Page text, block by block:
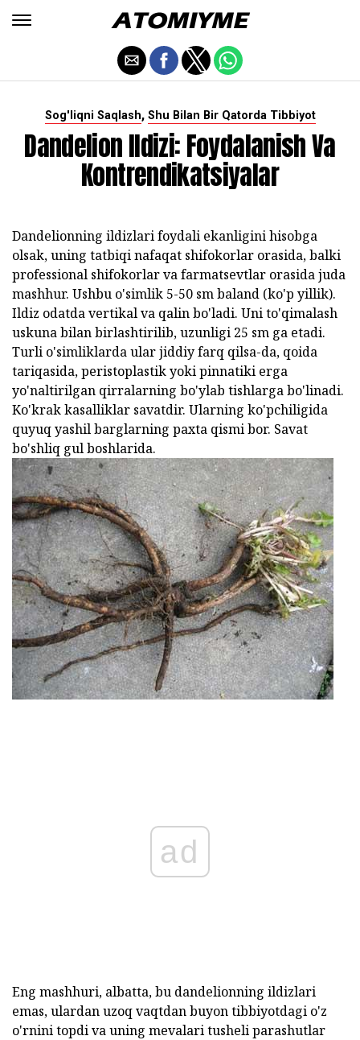
Sog'liqni Saqlash, Shu Bilan Bir Qatorda Tibbiyot
Dandelion Ildizi: Foydalanish Va
Kontrendikatsiyalar
Dandelionning ildizlari foydali ekanligini hisobga
olsak, uning tatbiqi nafaqat shifokorlar orasida, balki
professional shifokorlar va farmatsevtlar orasida juda
mashhur. Ushbu o'simlik 5-50 sm baland (ko'p yillik).
Ildiz odatda vertikal va qalin bo'ladi. Uni to'qimalash
uskuna bilan birlashtirilib, uzunligi 25 sm ga etadi.
Turli o'simliklarda ular jiddiy farq qilsa-da, qoida
tariqasida, peristoplastik yoki pinnatiki erga
yo'naltirilgan qirralarning bo'ylab tishlarga bo'linadi.
Ko'krak kasalliklar savatdir. Ularning ko'pchiligida
quyuq yashil barglarning paxta qismi bor. Savat
bo'shliq gul boshlarida.
ad
Eng mashhuri, albatta, bu dandelionning ildizlari
emas, ulardan uzoq vaqtdan buyon tibbiyotdagi o'z
o'rnini topdi va uning mevalari tusheli parashutlar